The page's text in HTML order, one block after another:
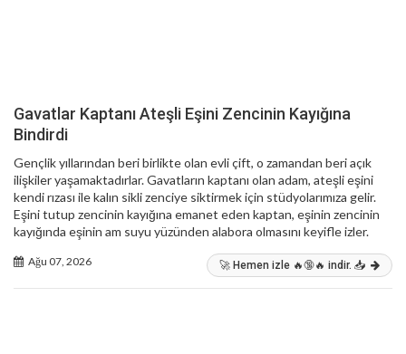
Gavatlar Kaptanı Ateşli Eşini Zencinin Kayığına
Bindirdi
Gençlik yıllarından beri birlikte olan evli çift, o zamandan beri açık
ilişkiler yaşamaktadırlar. Gavatların kaptanı olan adam, ateşli eşini
kendi rızası ile kalın sikli zenciye siktirmek için stüdyolarımıza gelir.
Eşini tutup zencinin kayığına emanet eden kaptan, eşinin zencinin
kayığında eşinin am suyu yüzünden alabora olmasını keyifle izler.
Ağu 07, 2026 🚀 Hemen izle 🔥🔞🔥 indir. 📥